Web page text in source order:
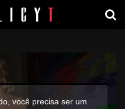
você precisa ser um